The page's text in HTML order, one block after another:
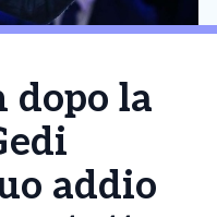
dopo la
addio